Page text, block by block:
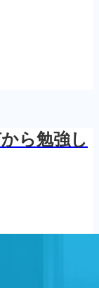
ら勉強し